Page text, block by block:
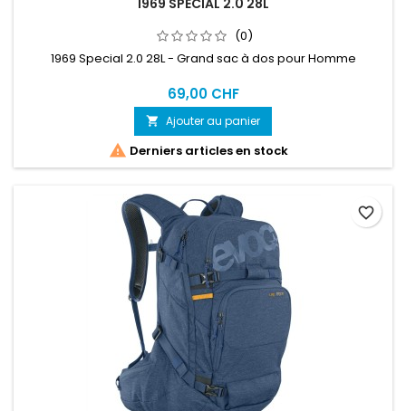
1969 SPECIAL 2.0 28L
(0)
1969 Special 2.0 28L - Grand sac à dos pour Homme
69,00 CHF
 Ajouter au panier
 Derniers articles en stock
favorite_border